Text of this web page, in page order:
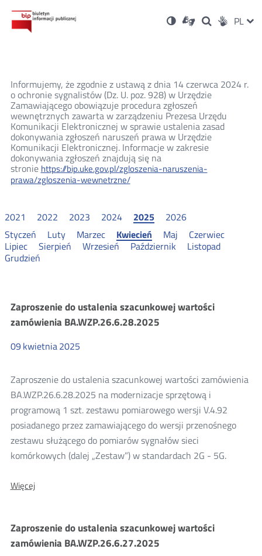
Ustawienia
Wersja
kontrastowa
Dla
niesłyszących
OtwórzOtwórz
w
Otwórz
w
Social PL
Informujemy, że zgodnie z ustawą z dnia 14 czerwca 2024 r.
o ochronie sygnalistów (Dz. U. poz. 928) w Urzędzie
Zamawiającego obowiązuje procedura zgłoszeń
wewnętrznych zawarta w zarządzeniu Prezesa Urzędu
Komunikacji Elektronicznej w sprawie ustalenia zasad
dokonywania zgłoszeń naruszeń prawa w Urzędzie
Komunikacji Elektronicznej. Informacje w zakresie
dokonywania zgłoszeń znajdują się na
stronie https://bip.uke.gov.pl/zgloszenia-naruszenia-
prawa/zgloszenia-wewnetrzne/
2021 2022 2023 2024 2025
2026
Styczeń
Luty Marzec Kwiecień Maj
Czerwiec
Lipiec
Sierpień Wrzesień Październik
Listopad
Grudzień
Szacowanie
wartości
2025
Zaproszenie do ustalenia szacunkowej wartości
zamówienia BA.WZP.26.6.28.2025
09kwietnia2025
Zaproszenie do ustalenia szacunkowej wartości zamówienia
BA.WZP.26.6.28.2025 na modernizacje sprzętową i
programową 1 szt. zestawu pomiarowego wersji V.4.92
posiadanego przez zamawiającego do wersji przenośnego
zestawu służącego do pomiarów sygnałów sieci
komórkowych (dalej „Zestaw”) w standardach 2G - 5G.
WięcejO:
szacunkowej
wartości
zamówienia
Zaproszenie do ustalenia szacunkowej wartości
zamówienia BA.WZP.26.6.27.2025